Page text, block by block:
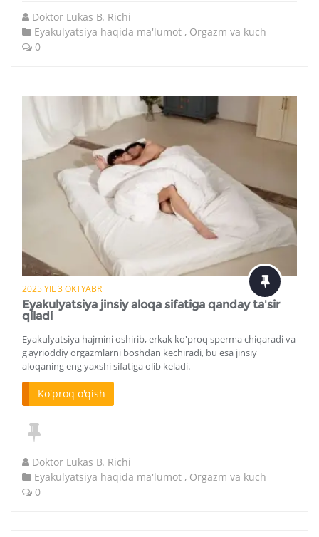
Doktor Lukas B. Richi
Eyakulyatsiya haqida ma'lumot , Orgazm va kuch
0
2025 YIL 3 OKTYABR
Eyakulyatsiya jinsiy aloqa sifatiga qanday ta'sir
qiladi
Eyakulyatsiya hajmini oshirib, erkak ko'proq sperma chiqaradi va
g'ayrioddiy orgazmlarni boshdan kechiradi, bu esa jinsiy
aloqaning eng yaxshi sifatiga olib keladi.
Ko'proq o'qish
Doktor Lukas B. Richi
Eyakulyatsiya haqida ma'lumot , Orgazm va kuch
0